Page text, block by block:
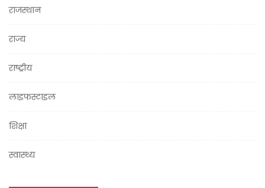
राजस्थान
राज्य
राष्ट्रीय
लाइफस्टाइल
शिक्षा
स्वास्थ्य